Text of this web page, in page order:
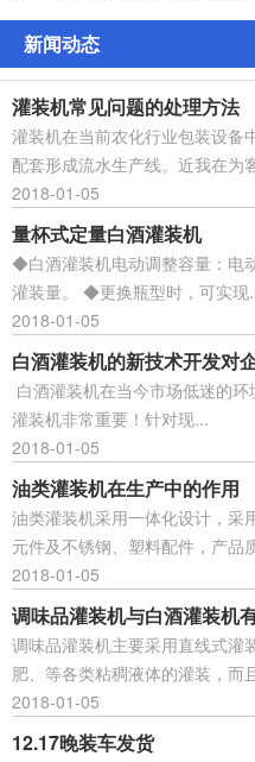
新闻动态
灌装机常见问题的处理方法
灌装机在当前农化行业包装设备
配套形成流水生产线。近我在为
2018-01-05
量杯式定量白酒灌装机
◆白酒灌装机电动调整容量：电
灌装量。 ◆更换瓶型时，可实现
2018-01-05
白酒灌装机的新技术开发对
白酒灌装机在当今市场低迷的
灌装机非常重要！针对现...
2018-01-05
油类灌装机在生产中的作用
油类灌装机采用一体化设计，采
元件及不锈钢、塑料配件，产品
2018-01-05
调味品灌装机与白酒灌装机
调味品灌装机主要采用直线式灌
肥、等各类粘稠液体的灌装，而
2018-01-05
12.17晚装车发货